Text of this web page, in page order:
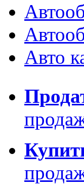
Авто